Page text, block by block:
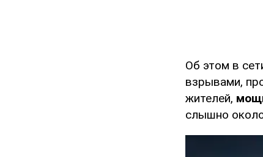
Об этом в
взрывами,
жителей,
слышно